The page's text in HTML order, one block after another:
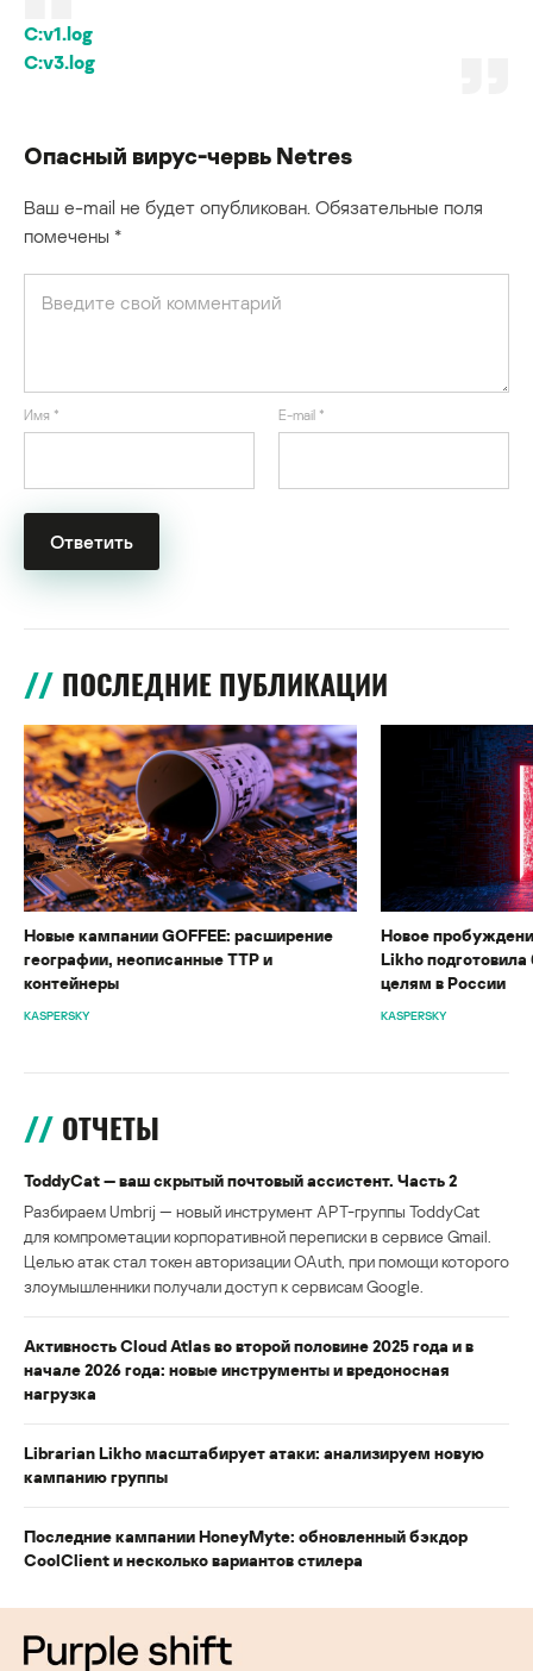
C:v1.log
C:v3.log
Опасный вирус-червь Netres
Ваш e-mail не будет опубликован. Обязательные поля
помечены *
Имя * E-mail *
ПОСЛЕДНИЕ ПУБЛИКАЦИИ
Новые кампании GOFFEE: расширение
географии, неописанные TTP и
контейнеры
KASPERSKY
Новое
Likho
целям в России
KASPERSKY
ОТЧЕТЫ
ToddyCat — ваш скрытый почтовый ассистент. Часть 2
Разбираем Umbrij — новый инструмент APT-группы ToddyCat
для компрометации корпоративной переписки в сервисе Gmail.
Целью атак стал токен авторизации OAuth, при помощи которого
злоумышленники получали доступ к сервисам Google.
Активность Cloud Atlas во второй половине 2025 года и в
начале 2026 года: новые инструменты и вредоносная
нагрузка
Librarian Likho масштабирует атаки: анализируем новую
кампанию группы
Последние кампании HoneyMyte: обновленный бэкдор
CoolClient и несколько вариантов стилера